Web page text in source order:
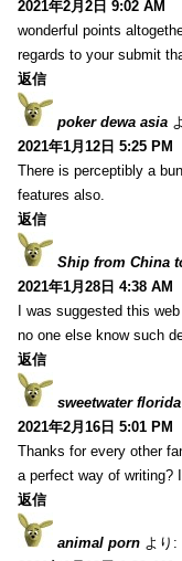
2021年2月2日 9:02 AM
wonderful points
regards to your submit
返信
poker dewa asia
2021年1月12日 5:25 PM
There is perceptibly a
features also.
返信
Ship from China
2021年1月28日 4:38 AM
I was suggested this
no one else know such
返信
sweetwater
2021年2月16日 5:01 PM
Thanks for every other
a perfect way of writing?
返信
animal porn より: